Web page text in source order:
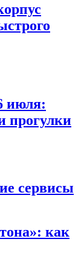
июля:
прогулки
сервисы
как